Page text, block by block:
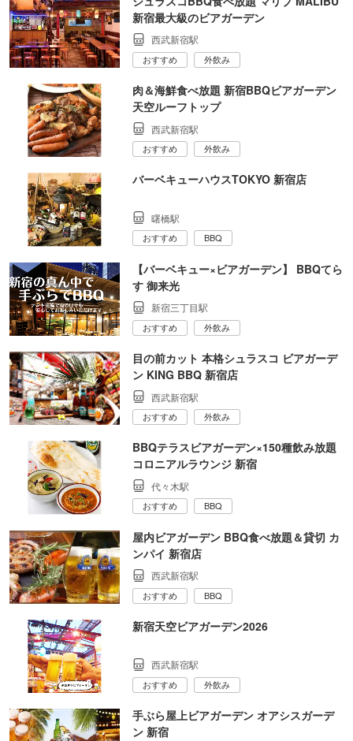
新宿最大級のビアガーデン
西武新宿駅
おすすめ 外飲み
肉＆海鮮食べ放題 新宿BBQビアガーデン
天空ルーフトップ
西武新宿駅
おすすめ 外飲み
バーベキューハウスTOKYO 新宿店
曙橋駅
おすすめ BBQ
【バーベキュー×ビアガーデン】 BBQてら
す 御来光
新宿三丁目駅
おすすめ 外飲み
目の前カット 本格シュラスコ ビアガーデ
ン KING BBQ 新宿店
西武新宿駅
おすすめ 外飲み
BBQテラスビアガーデン×150種飲み放題
コロニアルラウンジ 新宿
代々木駅
おすすめ BBQ
屋内ビアガーデン BBQ食べ放題＆貸切 カ
ンパイ 新宿店
西武新宿駅
おすすめ BBQ
新宿天空ビアガーデン2026
西武新宿駅
おすすめ 外飲み
手ぶら屋上ビアガーデン オアシスガーデ
ン 新宿